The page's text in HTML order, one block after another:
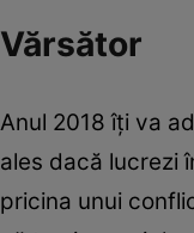
Vărsător
Anul 2018 îţi va
ales dacă lucrezi
pricina unui